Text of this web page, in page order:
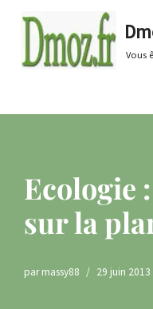
au
Vous
Ecologie
sur la
parmassy88 29 juin 2013